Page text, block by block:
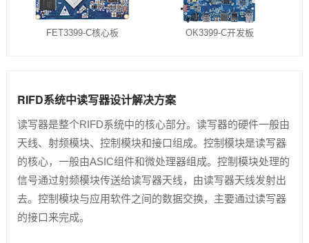
FET3399-C核心板 OK3399-C开发板
RIFD系统中读写器设计解决方案
读写器是整个RIFD系统中的核心部分。读写器的硬件一般由
天线、射频模块、控制模块和接口组成。控制模块是读写器
的核心，一般由ASIC组件和微处理器组成。控制模块处理的
信号通过射频模块传送给读写器天线，由读写器天线发射出
去。控制模块与应用软件之间的数据交换，主要通过读写器
的接口来完成。